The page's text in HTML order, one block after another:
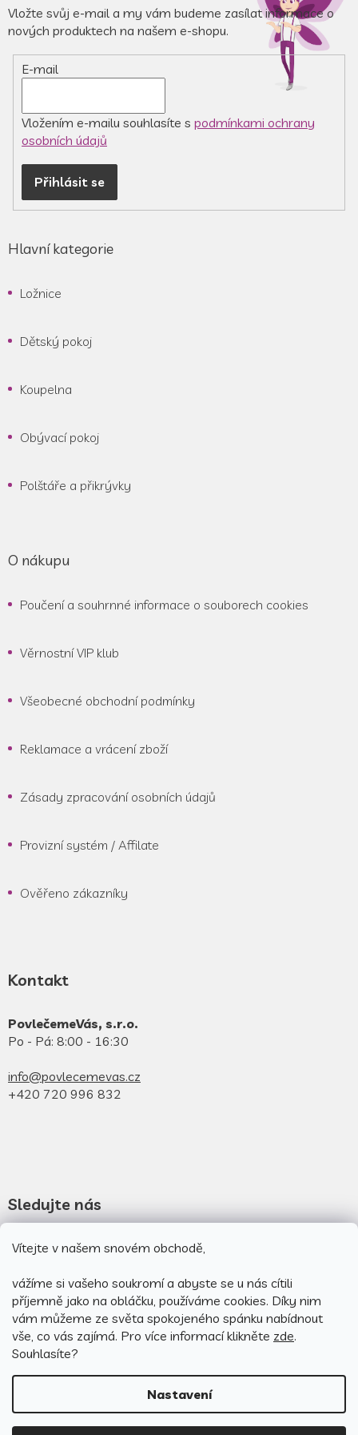
Vítejte v našem snovém obchodě,
vážíme si vašeho soukromí a abyste se u nás cítili
příjemně jako na obláčku, používáme cookies. Díky nim
vám můžeme ze světa spokojeného spánku nabídnout
vše, co vás zajímá. Pro více informací klikněte zde.
Souhlasíte?
Nastavení
aVložte svůj e-mail a my vám budeme zasílat informace o
nových produktech na našem e-shopu.
E-mail
Vložením e-mailu souhlasíte s podmínkami ochrany
osobních údajů
Přihlásit se
Hlavní kategorie
Ložnice
Dětský pokoj
Koupelna
Obývací pokoj
Polštáře a přikrývky
O nákupu
Poučení a souhrnné informace o souborech cookies
Věrnostní VIP klub
Všeobecné obchodní podmínky
Reklamace a vrácení zboží
Zásady zpracování osobních údajů
Provizní systém / Affilate
Ověřeno zákazníky
Kontakt
PovlečemeVás, s.r.o.
Po - Pá: 8:00 - 16:30
info@povlecemevas.cz
+420 720 996 832
Sledujte nás
Novinky na facebooku
Novinky na instagramu
Vytvořil Shoptet